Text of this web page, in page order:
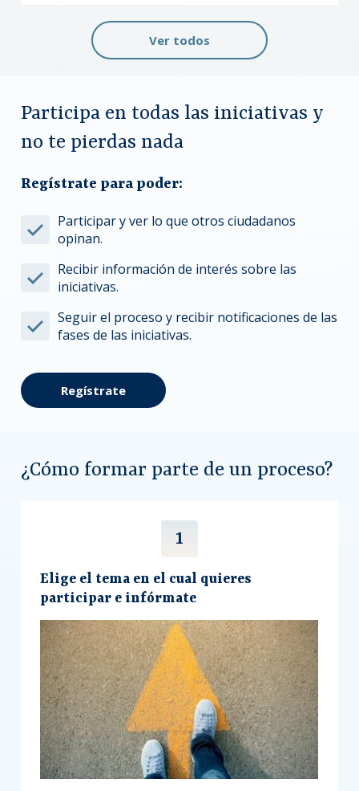
Ver todos
Participa en todas las iniciativas y
no te pierdas nada
Regístrate para poder:
Participar y ver lo que otros ciudadanos
opinan.
Recibir información de interés sobre las
iniciativas.
Seguir el proceso y recibir notificaciones de las
fases de las iniciativas.
Regístrate
¿Cómo formar parte de un proceso?
Elige el tema en el cual quieres
participar e infórmate